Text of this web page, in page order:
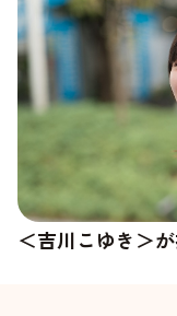
＜吉川こゆき＞